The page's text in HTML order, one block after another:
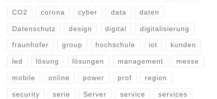
CO2 corona cyber data daten
Datenschutz design digital digitalisierung
fraunhofer group hochschule iot kunden
led lösung lösungen management messe
mobile online power prof region
security serie Server service services